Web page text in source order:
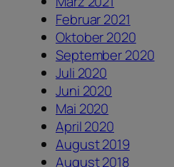
Februar 2021
Oktober 2020
September 2020
Juli 2020
Juni 2020
Mai 2020
April 2020
August 2019
August 2018